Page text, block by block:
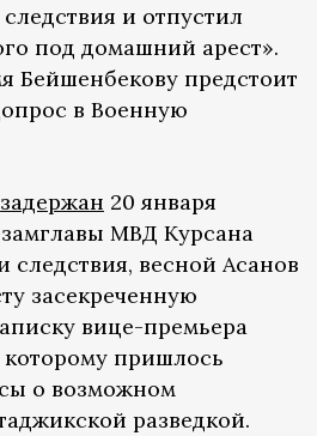
и отпустил
под домашний арест».
Бейшенбекову предстоит
в Военную
задержан 20 января
МВД Курсана
следствия, весной Асанов
засекреченную
вице-премьера
пришлось
о возможном
разведкой.